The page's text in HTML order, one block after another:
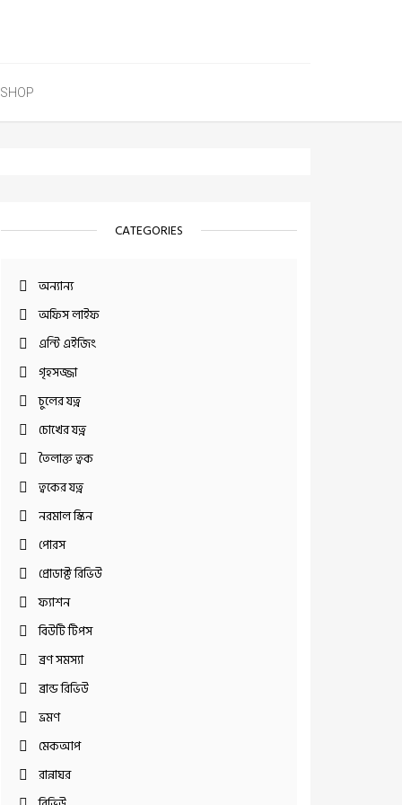
SHOP
CATEGORIES
অন্যান্য
অফিস লাইফ
এন্টি এইজিং
গৃহসজ্জা
চুলের যত্ন
চোখের যত্ন
তৈলাক্ত ত্বক
ত্বকের যত্ন
নরমাল স্কিন
পোরস
প্রোডাক্ট রিভিউ
ফ্যাশন
বিউটি টিপস
ব্রণ সমস্যা
ব্রান্ড রিভিউ
ভ্রমণ
মেকআপ
রান্নাঘর